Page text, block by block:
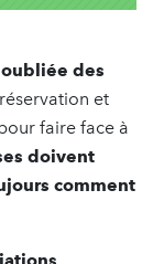
des
et
faire face à
doivent
comment